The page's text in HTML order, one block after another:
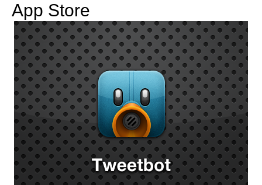
App Store